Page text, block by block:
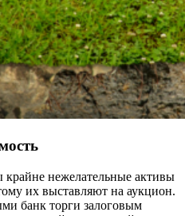
нежелательные активы
их выставляют на аукцион.
банк торги залоговым